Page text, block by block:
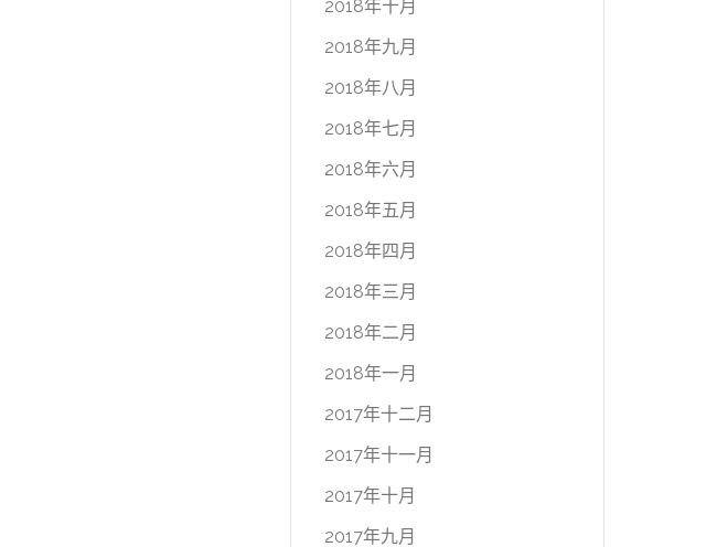
2018年十月
2018年九月
2018年八月
2018年七月
2018年六月
2018年五月
2018年四月
2018年三月
2018年二月
2018年一月
2017年十二月
2017年十一月
2017年十月
2017年九月